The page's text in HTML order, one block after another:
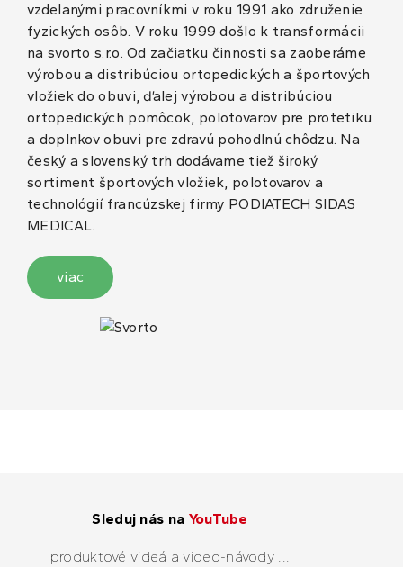
vzdelanými pracovníkmi v roku 1991 ako združenie
fyzických osôb. V roku 1999 došlo k transformácii
na svorto s.r.o. Od začiatku činnosti sa zaoberáme
výrobou a distribúciou ortopedických a športových
vložiek do obuvi, ďalej výrobou a distribúciou
ortopedických pomôcok, polotovarov pre protetiku
a doplnkov obuvi pre zdravú pohodlnú chôdzu. Na
český a slovenský trh dodávame tiež široký
sortiment športových vložiek, polotovarov a
technológií francúzskej firmy PODIATECH SIDAS
MEDICAL.
viac
Sleduj nás na YouTube
produktové videá a video-návody ...